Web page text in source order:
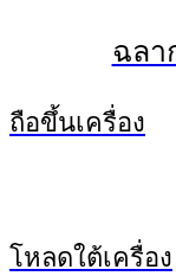
ฉลา
ถือขึ้นเครื่อง
โหลดใต้เครื่อง